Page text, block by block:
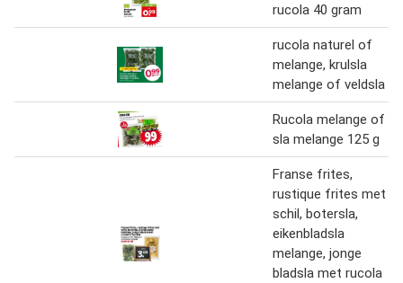
rucola 40 gram
rucola naturel of
melange, krulsla
melange of veldsla
Rucola melange of
sla melange 125 g
Franse frites,
rustique frites met
schil, botersla,
eikenbladsla
melange, jonge
bladsla met rucola